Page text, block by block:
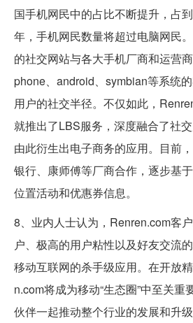
国手机网民中的占比不断提升，占
年，手机网民数量将超过电脑网民
的社交网站与各大手机厂商和运营
phone、android、symbian等系统
用户的社交半径。不仅如此，
就推出了LBS服务，深度融合了社
由此衍生出电子商务的应用。目前
银行、康师傅等厂商合作，逐步基
位置活动和优惠券信息。
8、业内人士认为，Renren.com客
户、极高的用户粘性以及好友交流
移动互联网的杀手级应用。在开放
n.com将成为移动“生态圈”中至关
伙伴一起推动整个行业的发展和升级